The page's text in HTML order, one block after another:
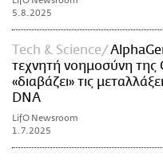
5.8.2025
Τech & Science
τεχνητή νοημοσύνη της
«διαβάζει» τις
DNA
LifO Newsroom
1.7.2025